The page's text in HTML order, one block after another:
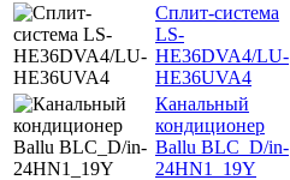
Сплит-система
LS-
HE36DVA4/LU-
HE36UVA4
Канальный
кондиционер
Ballu BLC_D/in-
24HN1_19Y